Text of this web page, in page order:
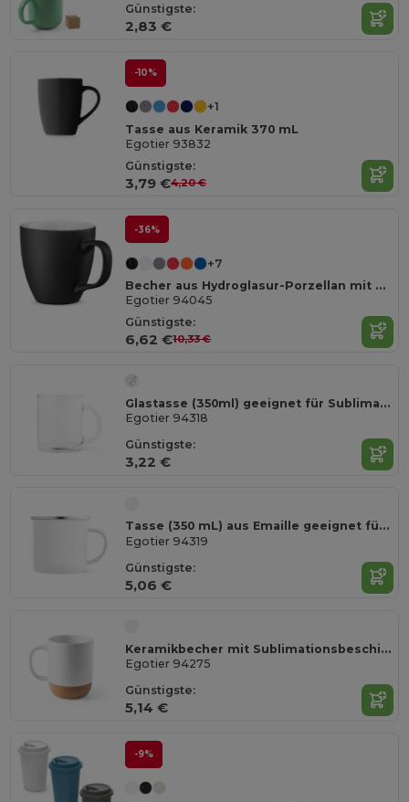
Günstigste:
2,83 €
-10%
+1
Tasse aus Keramik 370 mL
Egotier 93832
Günstigste:
3,79 €4,20 €
-36%
+7
Becher aus Hydroglasur-Porzellan mit 450 ml Fassungsvermögen
Egotier 94045
Günstigste:
6,62 €10,33 €
Glastasse (350ml) geeignet für Sublimation
Egotier 94318
Günstigste:
3,22 €
Tasse (350 mL) aus Emaille geeignet für Sublimation
Egotier 94319
Günstigste:
5,06 €
Keramikbecher mit Sublimationsbeschichtung 390 ml
Egotier 94275
Günstigste:
5,14 €
-9%